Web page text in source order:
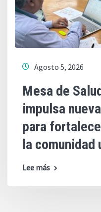
Agosto 5, 2026
Mesa de
impulsa
para
la
Lee más